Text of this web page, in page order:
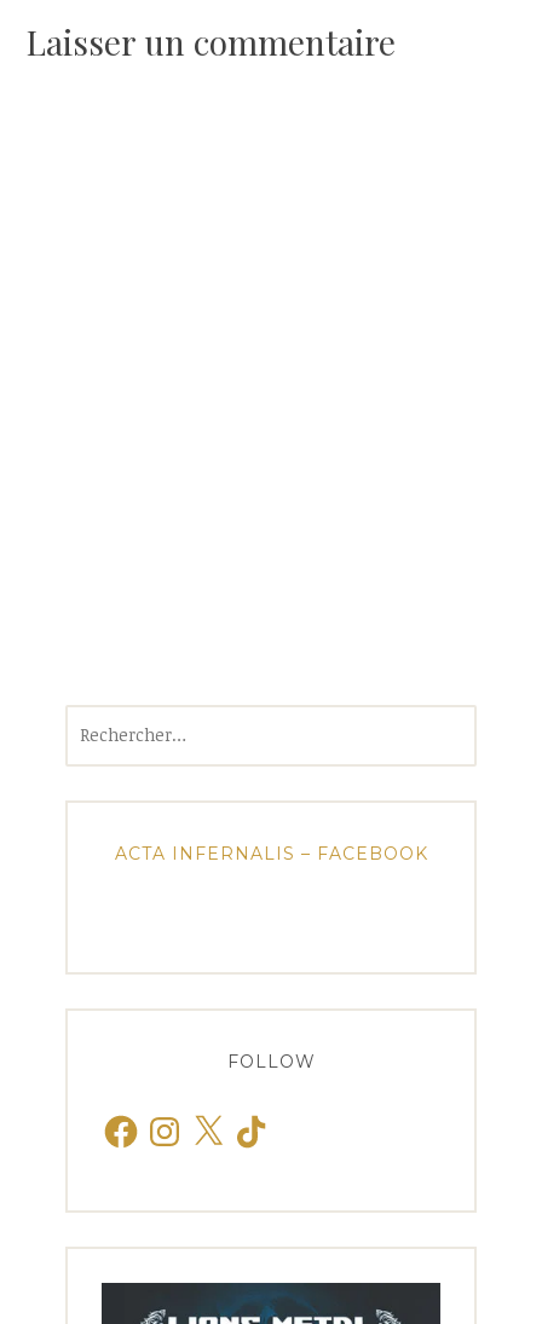
l’article
Laisser un commentaire
ACTA INFERNALIS – FACEBOOK
FOLLOW
FacebookInstagram
X TikTok